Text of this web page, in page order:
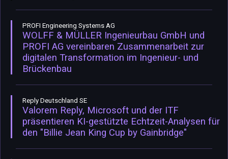
PROFI Engineering Systems AG
WOLFF & MÜLLER Ingenieurbau GmbH und
PROFI AG vereinbaren Zusammenarbeit zur
digitalen Transformation im Ingenieur- und
Brückenbau
Reply Deutschland SE
Valorem Reply, Microsoft und der ITF
präsentieren KI-gestützte Echtzeit-Analysen für
den "Billie Jean King Cup by Gainbridge"